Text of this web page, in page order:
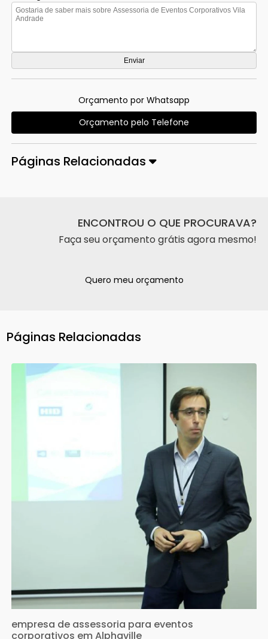
Orçamento por Whatsapp
Orçamento pelo Telefone
Páginas Relacionadas
ENCONTROU O QUE PROCURAVA?
Faça seu orçamento grátis agora mesmo!
Quero meu orçamento
Páginas Relacionadas
empresa de assessoria para eventos
corporativos em Alphaville